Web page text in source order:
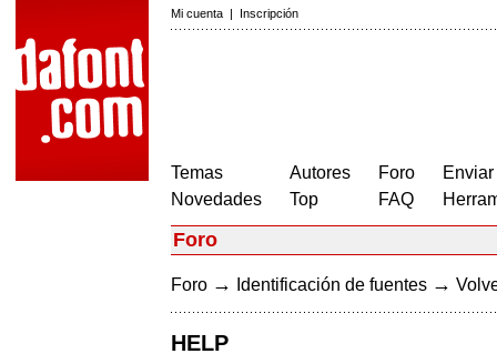
Mi cuenta | Inscripción
Temas
Novedades
Autores
Top
Foro
FAQ
Foro
Foro → Identificación de fuentes →
HELP